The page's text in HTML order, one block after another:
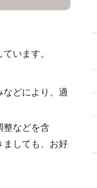
います。
どにより、適
整などを含
ましても、お好